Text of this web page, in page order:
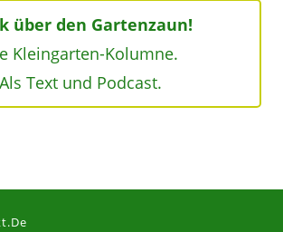
über den Gartenzaun!
Kleingarten-Kolumne.
Als Text und Podcast.